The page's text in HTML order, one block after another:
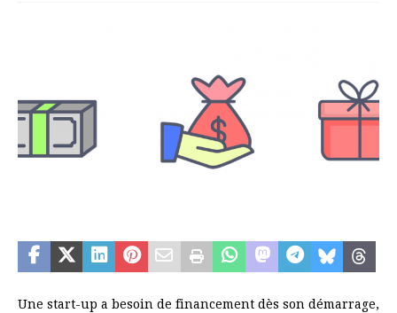
Une start-up a besoin de financement dès son démarrage,